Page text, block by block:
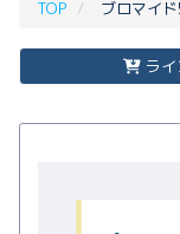
TOP ブロマイ
ラ